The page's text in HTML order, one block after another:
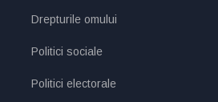
Drepturile omului
Politici sociale
Politici electorale